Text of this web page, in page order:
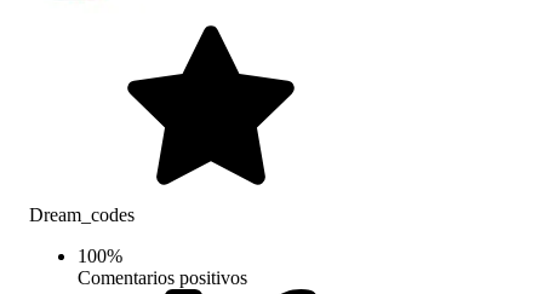
Dream_codes
100%
Comentarios positivos